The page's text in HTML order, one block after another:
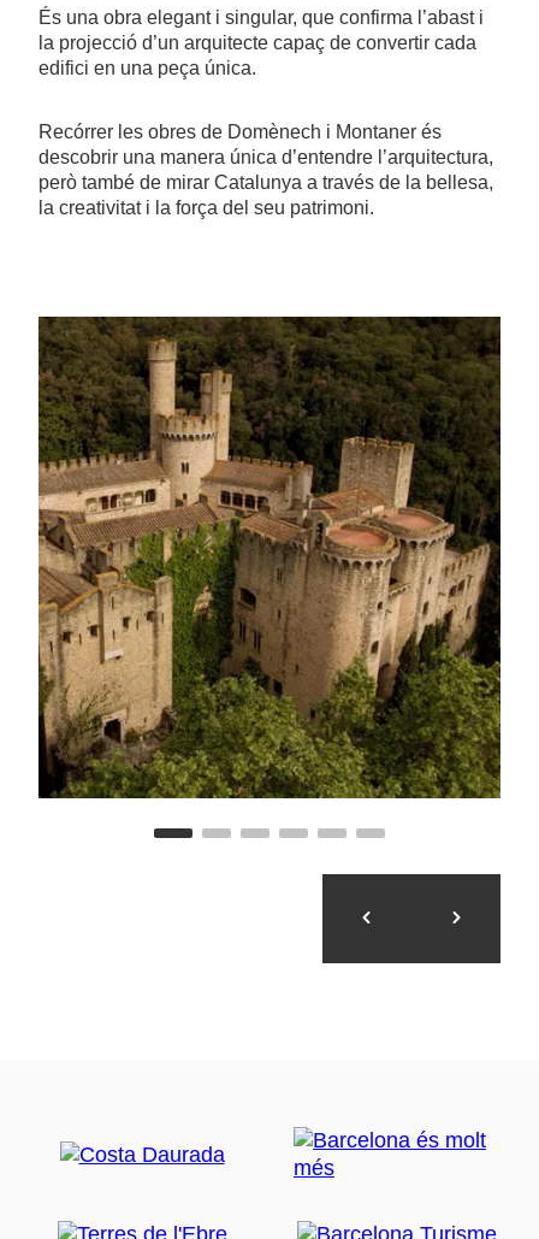
És una obra elegant i singular, que confirma l’abast i
la projecció d’un arquitecte capaç de convertir cada
edifici en una peça única.
Recórrer les obres de Domènech i Montaner és
descobrir una manera única d’entendre l’arquitectura,
però també de mirar Catalunya a través de la bellesa,
la creativitat i la força del seu patrimoni.